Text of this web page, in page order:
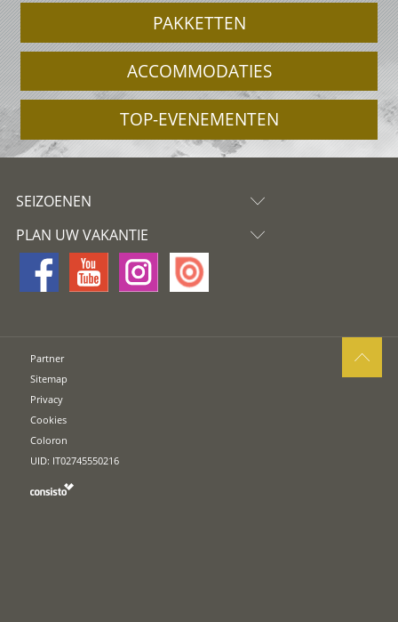
PAKKETTEN
ACCOMMODATIES
TOP-EVENEMENTEN
SEIZOENEN
PLAN UW VAKANTIE
Partner
Sitemap
Privacy
Cookies
Coloron
UID: IT02745550216